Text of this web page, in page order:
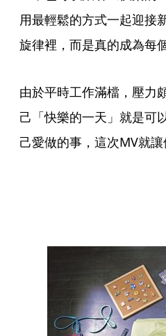
用最輕鬆的方式一起迎接
旋律裡，而是真的成為每
由於平時工作滿檔，壓力
己「快樂的一天」就是可
己愛做的事，這次MV就讓